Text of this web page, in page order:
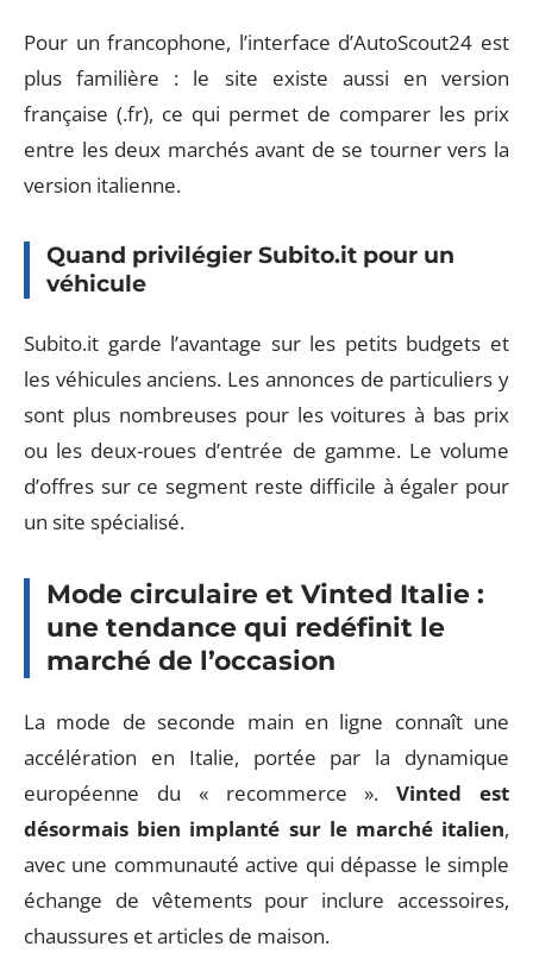
Pour un francophone, l’interface d’AutoScout24 est
plus familière : le site existe aussi en version
française (.fr), ce qui permet de comparer les prix
entre les deux marchés avant de se tourner vers la
version italienne.
Quand privilégier Subito.it pour un
véhicule
Subito.it garde l’avantage sur les petits budgets et
les véhicules anciens. Les annonces de particuliers y
sont plus nombreuses pour les voitures à bas prix
ou les deux-roues d’entrée de gamme. Le volume
d’offres sur ce segment reste difficile à égaler pour
un site spécialisé.
Mode circulaire et Vinted Italie :
une tendance qui redéfinit le
marché de l’occasion
La mode de seconde main en ligne connaît une
accélération en Italie, portée par la dynamique
européenne du « recommerce ».Vinted est
désormais bien implanté sur le marché italien,
avec une communauté active qui dépasse le simple
échange de vêtements pour inclure accessoires,
chaussures et articles de maison.